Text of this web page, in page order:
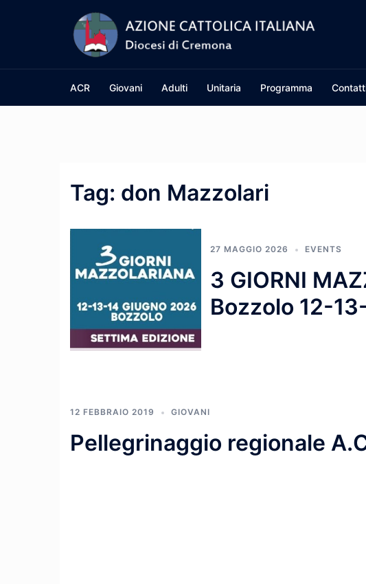
ACR Giovani Adulti Unitaria Programma
Tag: don Mazzolari
27 MAGGIO 2026 EVENTS
3 GIORNI
Bozzolo 12-
12 FEBBRAIO 2019 GIOVANI
Pellegrinaggio regionale